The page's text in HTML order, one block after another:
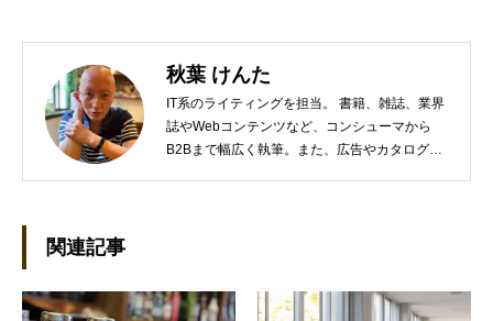
秋葉 けんた
IT系のライティングを担当。 書籍、雑誌、業界
誌やWebコンテンツなど、コンシューマから
B2Bまで幅広く執筆。また、広告やカタログ、
ージ（SAN/NAS/LTO/SASなど）、セキュリテ
ィ（BIOS/UTM/情報漏えい対策/デザスタリカバ
関連記事